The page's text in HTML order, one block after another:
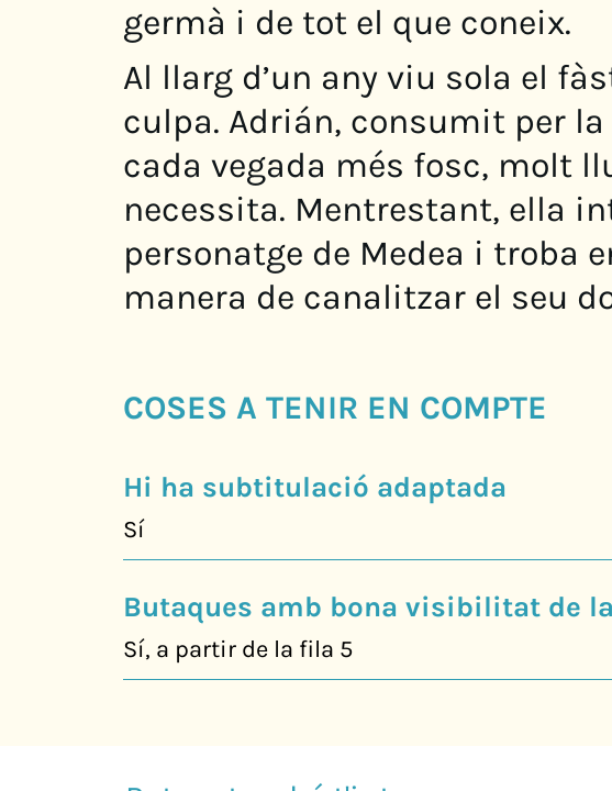
germà i de tot el que coneix.
Al llarg d’un any viu sola el
culpa. Adrián, consumit per
cada vegada més fosc, molt
necessita. Mentrestant, ella
personatge de Medea i troba
manera de canalitzar el seu
COSES A TENIR EN COMPTE
Hi ha subtitulació adaptada
Sí
Butaques amb bona visibilitat de
Sí, a partir de la fila 5